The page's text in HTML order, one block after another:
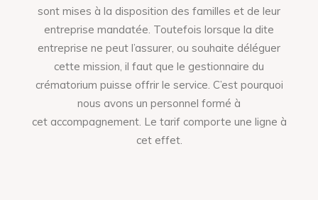
sont mises à la disposition des familles et de leur
entreprise mandatée. Toutefois lorsque la dite
entreprise ne peut l’assurer, ou souhaite déléguer
cette mission, il faut que le gestionnaire du
crématorium puisse offrir le service. C’est pourquoi
nous avons un personnel formé à
cet accompagnement. Le tarif comporte une ligne à
cet effet.